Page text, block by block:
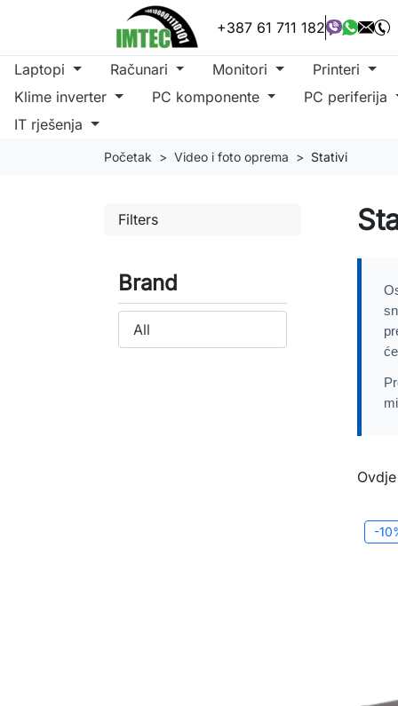
+387 61 711 182
Laptopi Računari Monitori
Printeri
Klime inverter
PC komponente
PC periferija
IT rješenja
Početak Video i foto oprema Stativi
Filters
Brand
-